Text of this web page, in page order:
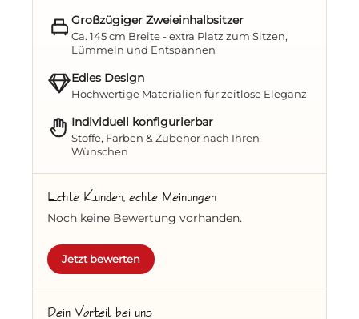
Die fein gearbeitete
Zopfleiste am
Haubenabschluss unterstreicht die
hochwertige Verarbeitung. Dank des
integriertenWitterungsschutzes in der
bleibt Ihr Strandkorb lange wie neu.
Ihr stilvoller Rückzugsort
Ob Sie den Sonnenuntergang beobachten
oder mit einem guten Buch entspannen –
mit demYacht Stripes
Flair und nordische Gemütlichkeit in einem.
Großzügiger Zweieinhalbsitzer
Ca. 145 cm Breite - extra Platz zum Sitzen,
Lümmeln und Entspannen
Edles Design
Hochwertige Materialien für zeitlose Eleganz
Individuell konfigurierbar
Stoffe, Farben & Zubehör nach Ihren
Wünschen
Echte Kunden, echte Meinungen
Noch keine Bewertung vorhanden.
Jetzt bewerten
Dein Vorteil bei uns